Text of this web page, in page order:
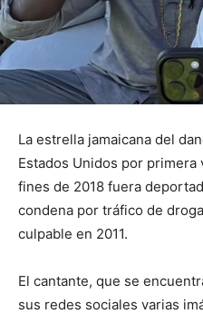
La estrella jamaicana del
Estados Unidos por
fines de 2018 fuera
condena por tráfico de
culpable en 2011.
El cantante, que se
sus redes sociales varias